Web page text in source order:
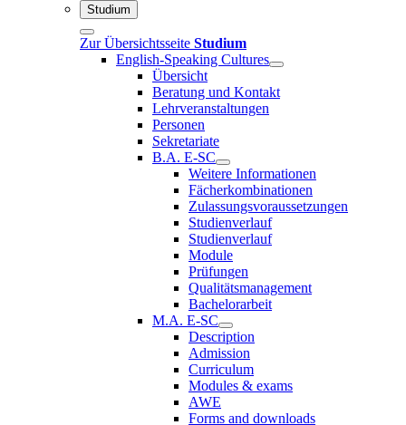
Studium
Zur Übersichtsseite Studium
English-Speaking Cultures
Übersicht
Beratung und Kontakt
Lehrveranstaltungen
Personen
Sekretariate
B.A. E-SC
Weitere Informationen
Fächerkombinationen
Zulassungsvoraussetzungen
Studienverlauf
Studienverlauf
Module
Prüfungen
Qualitätsmanagement
Bachelorarbeit
M.A. E-SC
Description
Admission
Curriculum
Modules & exams
AWE
Forms and downloads